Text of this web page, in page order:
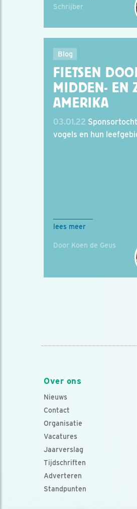
Schrijber
Blog
FIETSEN
MIDDEN- EN
AMERIKA
03.01.22
vogels en hun
lees meer
Door Koen de Geus
Over ons
Nieuws
Contact
Organisatie
Vacatures
Jaarverslag
Tijdschriften
Adverteren
Standpunten